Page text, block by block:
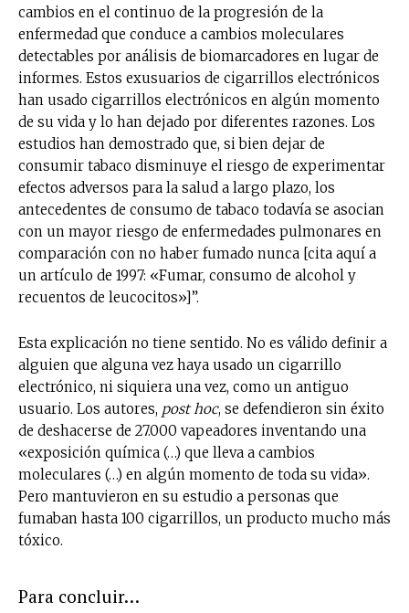
cambios en el continuo de la progresión de la
enfermedad que conduce a cambios moleculares
detectables por análisis de biomarcadores en lugar de
informes. Estos exusuarios de cigarrillos electrónicos
han usado cigarrillos electrónicos en algún momento
de su vida y lo han dejado por diferentes razones. Los
estudios han demostrado que, si bien dejar de
consumir tabaco disminuye el riesgo de experimentar
efectos adversos para la salud a largo plazo, los
antecedentes de consumo de tabaco todavía se asocian
con un mayor riesgo de enfermedades pulmonares en
comparación con no haber fumado nunca [cita aquí a
un artículo de 1997: «Fumar, consumo de alcohol y
recuentos de leucocitos»]”.
Esta explicación no tiene sentido. No es válido definir a
alguien que alguna vez haya usado un cigarrillo
electrónico, ni siquiera una vez, como un antiguo
usuario. Los autores, post hoc, se defendieron sin éxito
de deshacerse de 27.000 vapeadores inventando una
«exposición química (…) que lleva a cambios
moleculares (…) en algún momento de toda su vida».
Pero mantuvieron en su estudio a personas que
fumaban hasta 100 cigarrillos, un producto mucho más
tóxico.
Para concluir…